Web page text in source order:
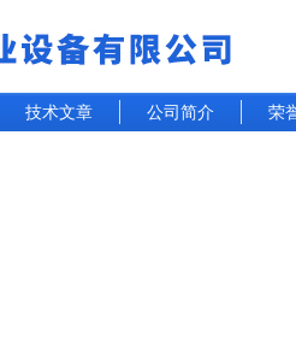
技术文章 公司简介 荣